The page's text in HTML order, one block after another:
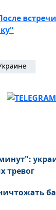
минут":
тревог